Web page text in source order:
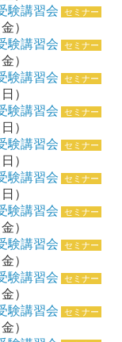
験講習会 セミナー
）
験講習会 セミナー
）
験講習会 セミナー
）
験講習会 セミナー
）
験講習会 セミナー
）
験講習会 セミナー
）
験講習会 セミナー
）
験講習会 セミナー
）
験講習会 セミナー
）
験講習会 セミナー
）